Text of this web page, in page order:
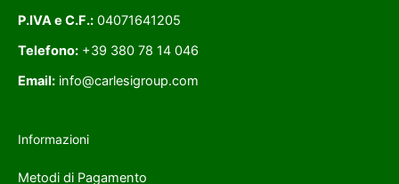
P.IVA e C.F.: 04071641205
Telefono: +39 380 78 14 046
Email: info@carlesigroup.com
Informazioni
Metodi di Pagamento